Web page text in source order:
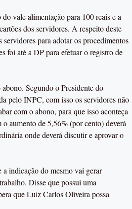
vale alimentação para 100 reais e a
dos servidores. A respeito deste
para adotar os procedimentos
foi até a DP para efetuar o registro de
Segundo o Presidente do
pelo INPC, com isso os servidores não
com o abono, para que isso aconteça
aumento de 5,56% (por cento) deverá
onde deverá discutir e aprovar o
indicação do mesmo vai gerar
Disse que possui uma
que Luiz Carlos Oliveira possa